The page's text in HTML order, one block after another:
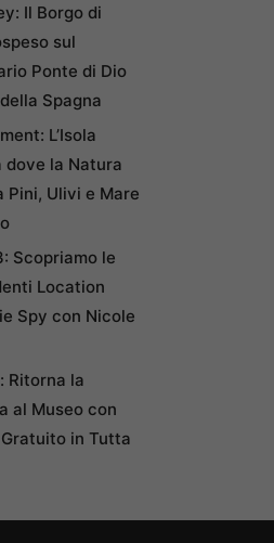
Il Borgo di
sul
Ponte di Dio
Spagna
L’Isola
la Natura
Pini, Ulivi e Mare
Scopriamo le
Location
Spy con Nicole
Ritorna la
al Museo con
in Tutta